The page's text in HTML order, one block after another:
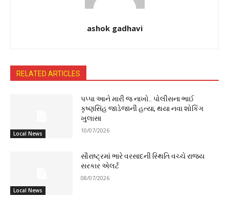
ashok gadhavi
RELATED ARTICLES
Local News
પપ્પા આને મારી જ નાખો.. પોલીસના ભાઈ
કૃષ્ણસિંહ જાડેજાની હત્યા, થયા નવા શોકિંગ
ખુલાસા
10/07/2026
Local News
સૌરાષ્ટ્રમાં ભારે વરસાદની સ્થિતિ વચ્ચે રાજ્ય
સરકાર એલર્ટ
08/07/2026